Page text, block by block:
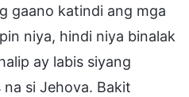
gaano katindi ang mga
niya, hindi niya binalak
ay labis siyang
si Jehova. Bakit